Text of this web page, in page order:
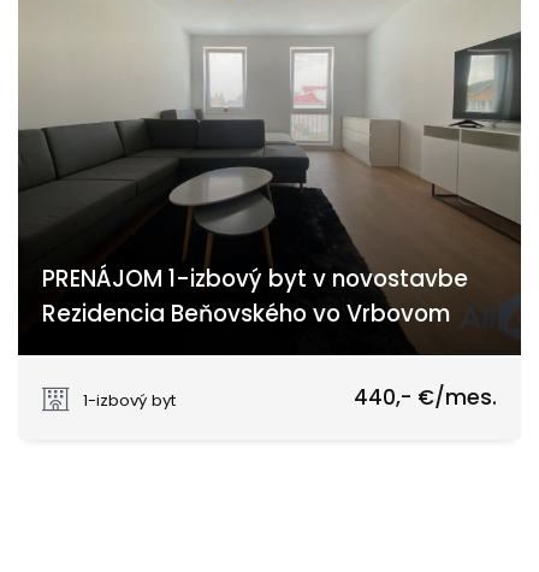
PRENÁJOM 1-izbový byt v novostavbe
Rezidencia Beňovského vo Vrbovom
1-izbový byt
440,- €/mes.